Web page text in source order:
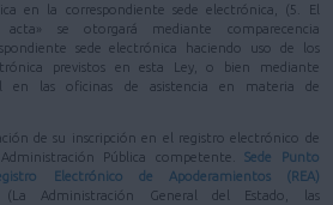
en la correspondiente sede electrónica, (5. El
acta» se otorgará mediante comparecencia
sede electrónica haciendo uso de los
previstos en esta Ley, o bien mediante
en las oficinas de asistencia en materia de
de su inscripción en el registro electrónico de
Pública competente.Sede Punto
Electrónico de Apoderamientos (REA)
(La Administración General del Estado, las